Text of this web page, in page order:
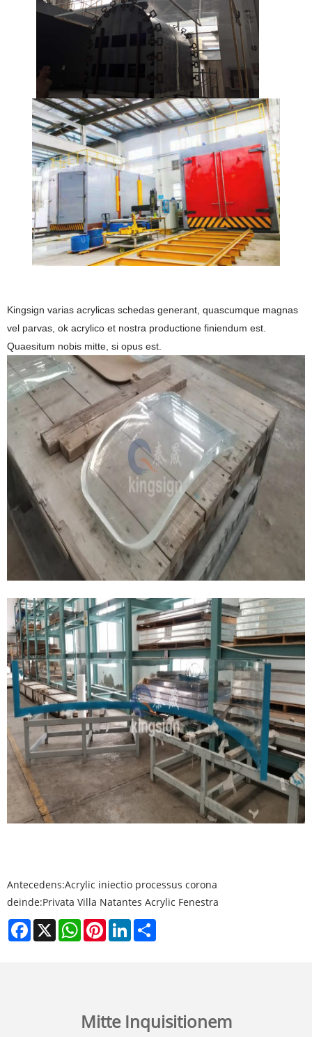
Kingsign varias acrylicas schedas generant, quascumque magnas
vel parvas, ok acrylico et nostra productione finiendum est.
Quaesitum nobis mitte, si opus est.
Antecedens:Acrylic iniectio processus corona
deinde:Privata Villa Natantes Acrylic Fenestra
Facebook
X WhatsAppPinterestLinkedIn
Mitte Inquisitionem